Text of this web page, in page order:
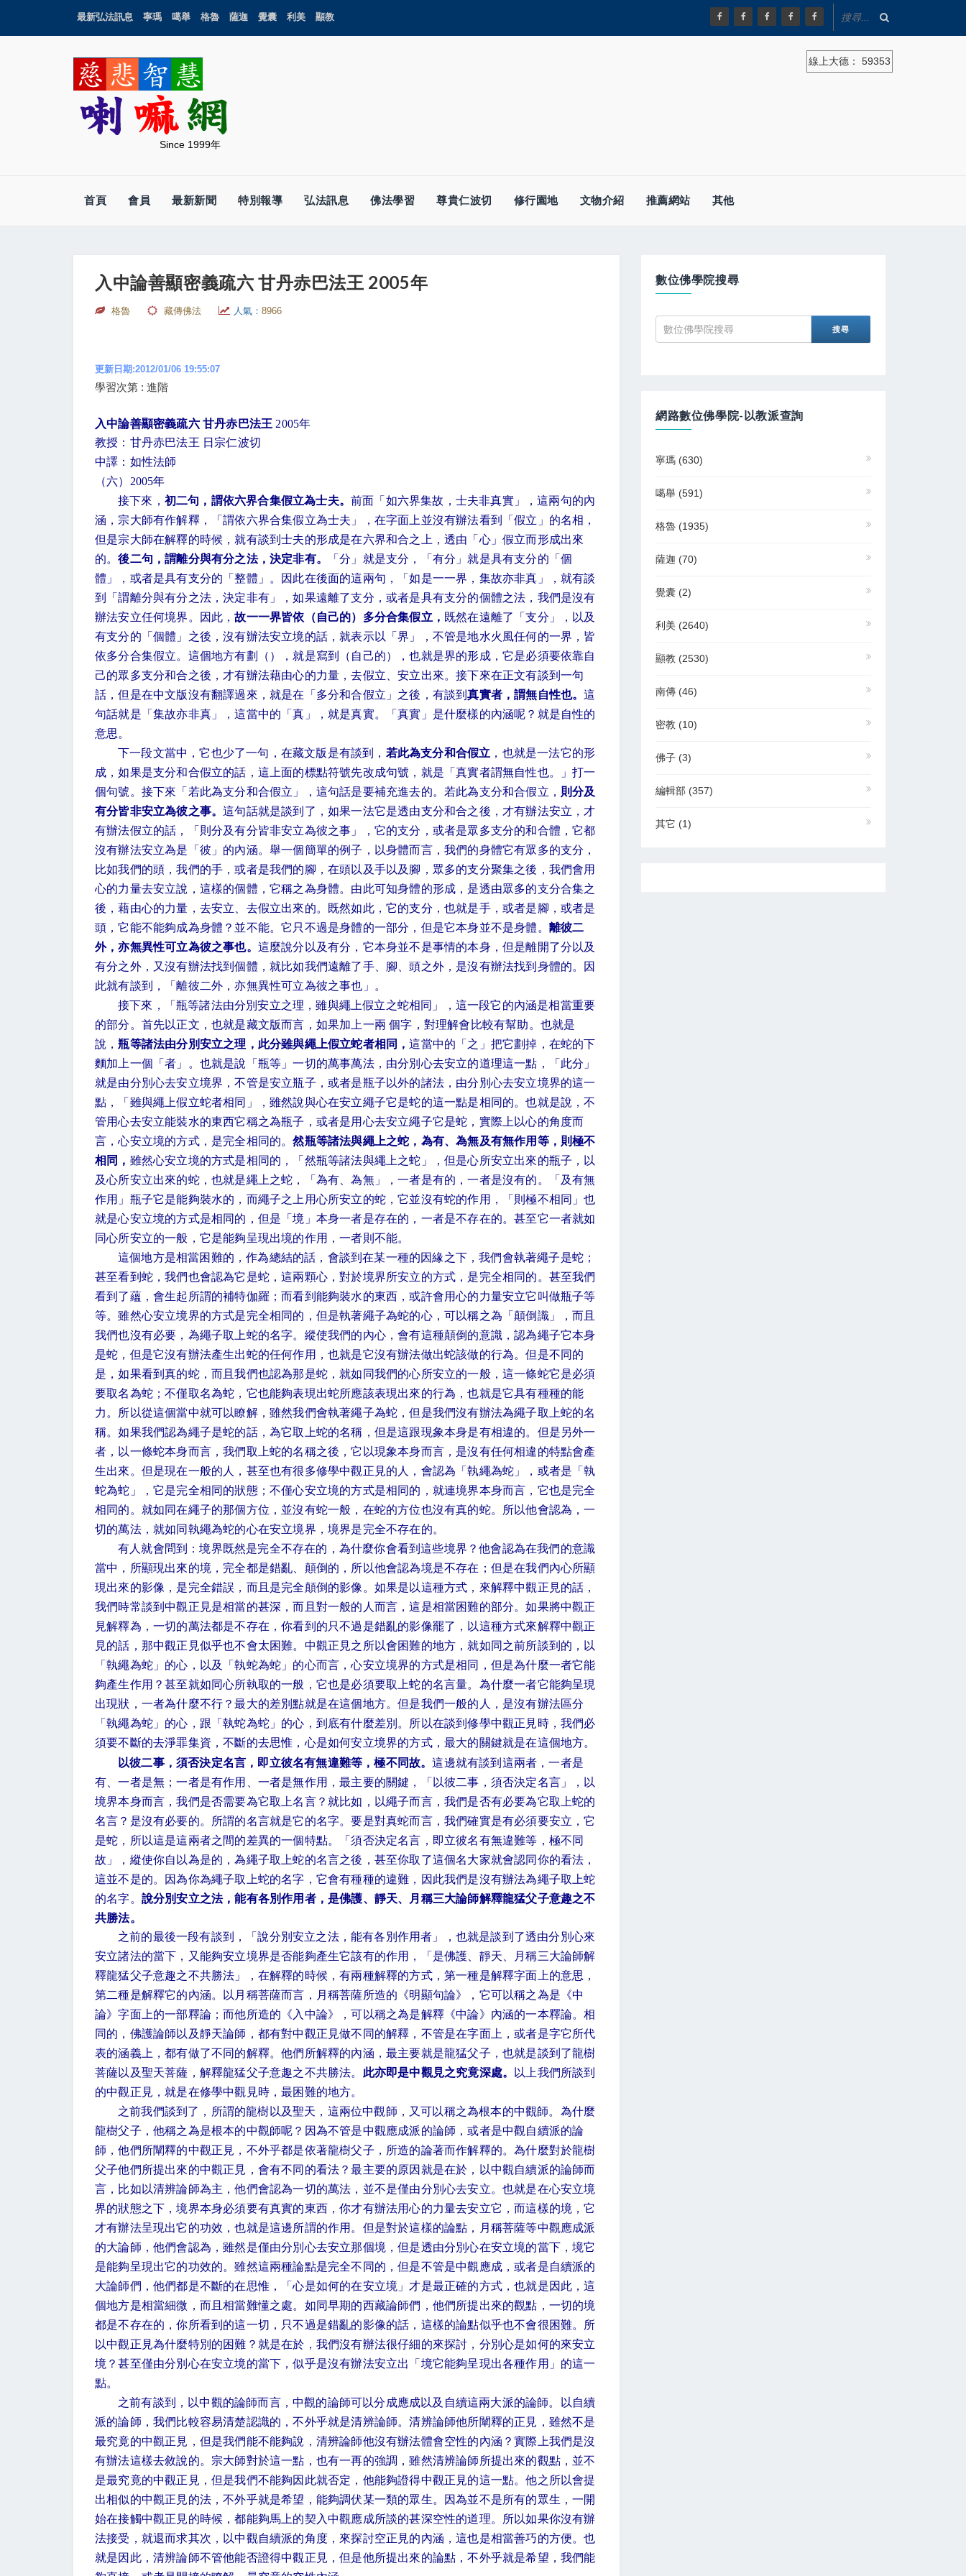
最新弘法訊息 寧瑪 噶舉 格魯 薩迦 覺囊 利美 顯教
Since 1999年
線上大德： 59353
首頁 會員 最新新聞 特別報導 弘法訊息 佛法學習 尊貴仁波切 修行園地 文物介紹 推薦網站 其他
入中論善顯密義疏六 甘丹赤巴法王 2005年
格魯 藏傳佛法 人氣： 8966
更新日期:2012/01/06 19:55:07
學習次第 : 進階
入中論善顯密義疏六 甘丹赤巴法王 2005年
教授：甘丹赤巴法王 日宗仁波切
中譯：如性法師
（六） 2005年
接下來， 初二句，謂依六界合集假立為士夫。前面「如六界集故，士夫非真實」，這兩句的內
涵，宗大師有作解釋，「謂依六界合集假立為士夫」，在字面上並沒有辦法看到「假立」的名相，
但是宗大師在解釋的時候，就有談到士夫的形成是在六界和合之上，透由「心」假立而形成出來
的。後二句，謂離分與有分之法，決定非有。
「分」就是支分，「有分」就是具有支分的「個
體」，或者是具有支分的「整體」。因此在後面的這兩句，「如是一一界，集故亦非真」，就有談
到「謂離分與有分之法，決定非有」，如果遠離了支分，或者是具有支分的個體之法，我們是沒有
辦法安立任何境界。因此，故一一界皆依（自己的）多分合集假立， 既然在遠離了「支分」，以及
有支分的「個體」之後，沒有辦法安立境的話，就表示以「界」，不管是地水火風任何的一界，皆
依多分合集假立。這個地方有劃（），就是寫到（自己的），也就是界的形成，它是必須要依靠自
己的眾多支分和合之後，才有辦法藉由心的力量，去假立、安立出來。接下來在正文有談到一句
話，但是在中文版沒有翻譯過來，就是在「多分和合假立」之後，有談到真實者，謂無自性也。這
句話就是「集故亦非真」，這當中的「真」，就是真實。「真實」是什麼樣的內涵呢？就是自性的
意思。
下一段文當中，它也少了一句，在藏文版是有談到， 若此為支分和合假立 ，也就是一法它的形
成，如果是支分和合假立的話，這上面的標點符號先改成句號，就是「真實者謂無自性也。」打一
個句號。接下來「若此為支分和合假立」，這句話是要補充進去的。若此為支分和合假立， 則分及
有分皆非安立為彼之事。這句話就是談到了，如果一法它是透由支分和合之後，才有辦法安立，才
有辦法假立的話，「則分及有分皆非安立為彼之事」，它的支分，或者是眾多支分的和合體，它都
沒有辦法安立為是「彼」的內涵。舉一個簡單的例子，以身體而言，我們的身體它有眾多的支分，
比如我們的頭，我們的手，或者是我們的腳，在頭以及手以及腳，眾多的支分聚集之後，我們會用
心的力量去安立說，這樣的個體，它稱之為身體。由此可知身體的形成，是透由眾多的支分合集之
後，藉由心的力量，去安立、去假立出來的。既然如此，它的支分，也就是手，或者是腳，或者是
頭，它能不能夠成為身體？並不能。它只不過是身體的一部分，但是它本身並不是身體。 離彼二
外，亦無異性可立為彼之事也。 這麼說分以及有分，它本身並不是事情的本身，但是離開了分以及
有分之外，又沒有辦法找到個體，就比如我們遠離了手、腳、頭之外，是沒有辦法找到身體的。因
此就有談到，「離彼二外，亦無異性可立為彼之事也」。
接下來，「瓶等諸法由分別安立之理，雖與繩上假立之蛇相同」，這一段它的內涵是相當重要
的部分。首先以正文，也就是藏文版而言，如果加上一兩 個字，對理解會比較有幫助。也就是
說，瓶等諸法由分別安立之理，此分雖與繩上假立蛇者相同，這當中的「之」把它劃掉，在蛇的下
麵加上一個「者」。也就是說「瓶等」一切的萬事萬法，由分別心去安立的道理這一點，「此分」
就是由分別心去安立境界，不管是安立瓶子，或者是瓶子以外的諸法，由分別心去安立境界的這一
點，「雖與繩上假立蛇者相同」，雖然說與心在安立繩子它是蛇的這一點是相同的。也就是說，不
管用心去安立能裝水的東西它稱之為瓶子，或者是用心去安立繩子它是蛇，實際上以心的角度而
言，心安立境的方式，是完全相同的。然瓶等諸法與繩上之蛇，為有、為無及有無作用等，則極不
相同， 雖然心安立境的方式是相同的，「然瓶等諸法與繩上之蛇」，但是心所安立出來的瓶子，以
及心所安立出來的蛇，也就是繩上之蛇，「為有、為無」，一者是有的，一者是沒有的。「及有無
作用」瓶子它是能夠裝水的，而繩子之上用心所安立的蛇，它並沒有蛇的作用，「則極不相同」也
就是心安立境的方式是相同的，但是「境」本身一者是存在的，一者是不存在的。甚至它一者就如
同心所安立的一般，它是能夠呈現出境的作用，一者則不能。
這個地方是相當困難的，作為總結的話，會談到在某一種的因緣之下，我們會執著繩子是蛇；
甚至看到蛇，我們也會認為它是蛇，這兩顆心，對於境界所安立的方式，是完全相同的。甚至我們
看到了蘊，會生起所謂的補特伽羅；而看到能夠裝水的東西，或許會用心的力量安立它叫做瓶子等
等。雖然心安立境界的方式是完全相同的，但是執著繩子為蛇的心，可以稱之為「顛倒識」，而且
我們也沒有必要，為繩子取上蛇的名字。縱使我們的內心，會有這種顛倒的意識，認為繩子它本身
是蛇，但是它沒有辦法產生出蛇的任何作用，也就是它沒有辦法做出蛇該做的行為。但是不同的
是，如果看到真的蛇，而且我們也認為那是蛇，就如同我們的心所安立的一般，這一條蛇它是必須
要取名為蛇；不僅取名為蛇，它也能夠表現出蛇所應該表現出來的行為，也就是它具有種種的能
力。所以從這個當中就可以瞭解，雖然我們會執著繩子為蛇，但是我們沒有辦法為繩子取上蛇的名
稱。如果我們認為繩子是蛇的話，為它取上蛇的名稱，但是這跟現象本身是有相違的。但是另外一
者，以一條蛇本身而言，我們取上蛇的名稱之後，它以現象本身而言，是沒有任何相違的特點會產
生出來。但是現在一般的人，甚至也有很多修學中觀正見的人，會認為「執繩為蛇」，或者是「執
蛇為蛇」，它是完全相同的狀態；不僅心安立境的方式是相同的，就連境界本身而言，它也是完全
相同的。就如同在繩子的那個方位，並沒有蛇一般，在蛇的方位也沒有真的蛇。所以他會認為，一
切的萬法，就如同執繩為蛇的心在安立境界，境界是完全不存在的。
有人就會問到：境界既然是完全不存在的，為什麼你會看到這些境界？他會認為在我們的意識
當中，所顯現出來的境，完全都是錯亂、顛倒的，所以他會認為境是不存在；但是在我們內心所顯
現出來的影像，是完全錯誤，而且是完全顛倒的影像。如果是以這種方式，來解釋中觀正見的話，
我們時常談到中觀正見是相當的甚深，而且對一般的人而言，這是相當困難的部分。如果將中觀正
見解釋為，一切的萬法都是不存在，你看到的只不過是錯亂的影像罷了，以這種方式來解釋中觀正
見的話，那中觀正見似乎也不會太困難。中觀正見之所以會困難的地方，就如同之前所談到的，以
「執繩為蛇」的心，以及「執蛇為蛇」的心而言，心安立境界的方式是相同，但是為什麼一者它能
夠產生作用？甚至就如同心所執取的一般，它也是必須要取上蛇的名言量。為什麼一者它能夠呈現
出現狀，一者為什麼不行？最大的差別點就是在這個地方。但是我們一般的人，是沒有辦法區分
「執繩為蛇」的心，跟「執蛇為蛇」的心，到底有什麼差別。所以在談到修學中觀正見時，我們必
須要不斷的去淨罪集資，不斷的去思惟，心是如何安立境界的方式，最大的關鍵就是在這個地方。
以彼二事，須否決定名言，即立彼名有無違難等，極不同故。這邊就有談到這兩者，一者是
有、一者是無；一者是有作用、一者是無作用，最主要的關鍵，「以彼二事，須否決定名言」，以
境界本身而言，我們是否需要為它取上名言？就比如，以繩子而言，我們是否有必要為它取上蛇的
名言？是沒有必要的。所謂的名言就是它的名字。要是對真蛇而言，我們確實是有必須要安立，它
是蛇，所以這是這兩者之間的差異的一個特點。「須否決定名言，即立彼名有無違難等，極不同
故」，縱使你自以為是的，為繩子取上蛇的名言之後，甚至你取了這個名大家就會認同你的看法，
這並不是的。因為你為繩子取上蛇的名字，它會有種種的違難，因此我們是沒有辦法為繩子取上蛇
的名字。 說分別安立之法，能有各別作用者，是佛護、靜天、月稱三大論師解釋龍猛父子意趣之不
共勝法。
之前的最後一段有談到，「說分別安立之法，能有各別作用者」，也就是談到了透由分別心來
安立諸法的當下，又能夠安立境界是否能夠產生它該有的作用，「是佛護、靜天、月稱三大論師解
釋龍猛父子意趣之不共勝法」，在解釋的時候，有兩種解釋的方式，第一種是解釋字面上的意思，
第二種是解釋它的內涵。以月稱菩薩而言，月稱菩薩所造的《明顯句論》，它可以稱之為是《中
論》字面上的一部釋論；而他所造的《入中論》，可以稱之為是解釋《中論》內涵的一本釋論。相
同的，佛護論師以及靜天論師，都有對中觀正見做不同的解釋，不管是在字面上，或者是字它所代
表的涵義上，都有做了不同的解釋。他們所解釋的內涵，最主要就是龍猛父子，也就是談到了龍樹
菩薩以及聖天菩薩，解釋龍猛父子意趣之不共勝法。 此亦即是中觀見之究竟深處。
以上我們所談到
的中觀正見，就是在修學中觀見時，最困難的地方。
之前我們談到了，所謂的龍樹以及聖天，這兩位中觀師，又可以稱之為根本的中觀師。為什麼
龍樹父子，他稱之為是根本的中觀師呢？因為不管是中觀應成派的論師，或者是中觀自續派的論
師，他們所闡釋的中觀正見，不外乎都是依著龍樹父子，所造的論著而作解釋的。為什麼對於龍樹
父子他們所提出來的中觀正見，會有不同的看法？最主要的原因就是在於，以中觀自續派的論師而
言，比如以清辨論師為主，他們會認為一切的萬法，並不是僅由分別心去安立。也就是在心安立境
界的狀態之下，境界本身必須要有真實的東西，你才有辦法用心的力量去安立它，而這樣的境，它
才有辦法呈現出它的功效，也就是這邊所謂的作用。但是對於這樣的論點，月稱菩薩等中觀應成派
的大論師，他們會認為，雖然是僅由分別心去安立那個境，但是透由分別心在安立境的當下，境它
是能夠呈現出它的功效的。雖然這兩種論點是完全不同的，但是不管是中觀應成，或者是自續派的
大論師們，他們都是不斷的在思惟，「心是如何的在安立境」才是最正確的方式，也就是因此，這
個地方是相當細微，而且相當難懂之處。如同早期的西藏論師們，他們所提出來的觀點，一切的境
都是不存在的，你所看到的這一切，只不過是錯亂的影像的話，這樣的論點似乎也不會很困難。所
以中觀正見為什麼特別的困難？就是在於，我們沒有辦法很仔細的來探討，分別心是如何的來安立
境？甚至僅由分別心在安立境的當下，似乎是沒有辦法安立出「境它能夠呈現出各種作用」的這一
點。
之前有談到，以中觀的論師而言，中觀的論師可以分成應成以及自續這兩大派的論師。以自續
派的論師，我們比較容易清楚認識的，不外乎就是清辨論師。清辨論師他所闡釋的正見，雖然不是
最究竟的中觀正見，但是我們能不能夠說，清辨論師他沒有辦法體會空性的內涵？實際上我們是沒
有辦法這樣去敘說的。宗大師對於這一點，也有一再的強調，雖然清辨論師所提出來的觀點，並不
是最究竟的中觀正見，但是我們不能夠因此就否定，他能夠證得中觀正見的這一點。他之所以會提
出相似的中觀正見的法，不外乎就是希望，能夠調伏某一類的眾生。因為並不是所有的眾生，一開
始在接觸中觀正見的時候，都能夠馬上的契入中觀應成所談的甚深空性的道理。所以如果你沒有辦
法接受，就退而求其次，以中觀自續派的角度，來探討空正見的內涵，這也是相當善巧的方便。也
就是因此，清辨論師不管他能否證得中觀正見，但是他所提出來的論點，不外乎就是希望，我們能
數位佛學院搜尋
網路數位佛學院-以教派查詢
寧瑪 (630)
噶舉 (591)
格魯 (1935)
薩迦 (70)
覺囊 (2)
利美 (2640)
顯教 (2530)
南傳 (46)
密教 (10)
佛子 (3)
編輯部 (357)
其它 (1)